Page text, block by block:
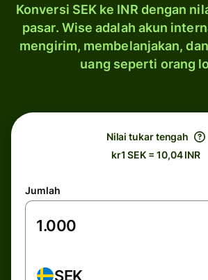
Konversi SEK ke INR dengan
pasar. Wise adalah akun
mengirim, membelanjakan,
uang seperti orang
Nilai tukar tengah
kr1 SEK = 10,04 INR
Jumlah
SEK